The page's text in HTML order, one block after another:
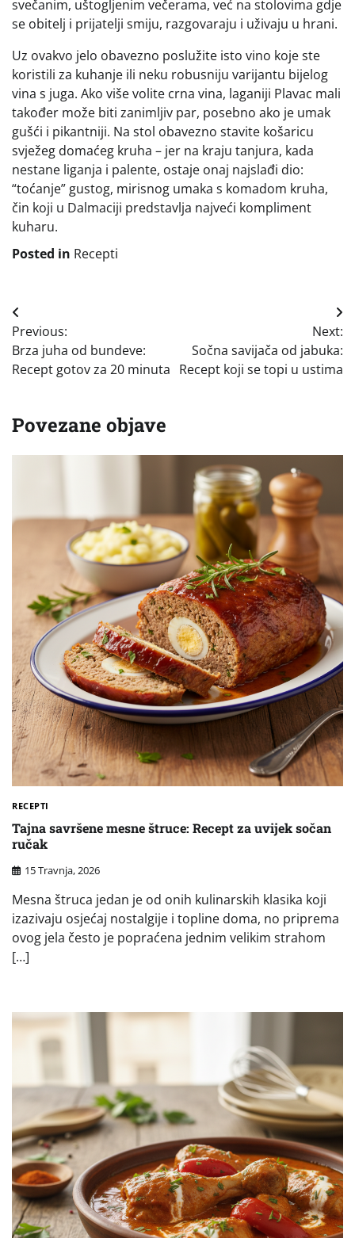
svečanim, uštogljenim večerama, već na stolovima gdje
se obitelj i prijatelji smiju, razgovaraju i uživaju u hrani.
Uz ovakvo jelo obavezno poslužite isto vino koje ste
koristili za kuhanje ili neku robusniju varijantu bijelog
vina s juga. Ako više volite crna vina, laganiji Plavac mali
također može biti zanimljiv par, posebno ako je umak
gušći i pikantniji. Na stol obavezno stavite košaricu
svježeg domaćeg kruha – jer na kraju tanjura, kada
nestane liganja i palente, ostaje onaj najslađi dio:
“toćanje” gustog, mirisnog umaka s komadom kruha,
čin koji u Dalmaciji predstavlja najveći kompliment
kuharu.
Posted in Recepti
Navigacija
objava
Previous:
Brza juha od bundeve:
Recept gotov za 20 minuta
Next:
Sočna savijača od jabuka:
Recept koji se topi u ustima
Povezane objave
RECEPTI
Tajna savršene mesne štruce: Recept za uvijek sočan
ručak
15 Travnja, 2026
Mesna štruca jedan je od onih kulinarskih klasika koji
izazivaju osjećaj nostalgije i topline doma, no priprema
ovog jela često je popraćena jednim velikim strahom
[…]